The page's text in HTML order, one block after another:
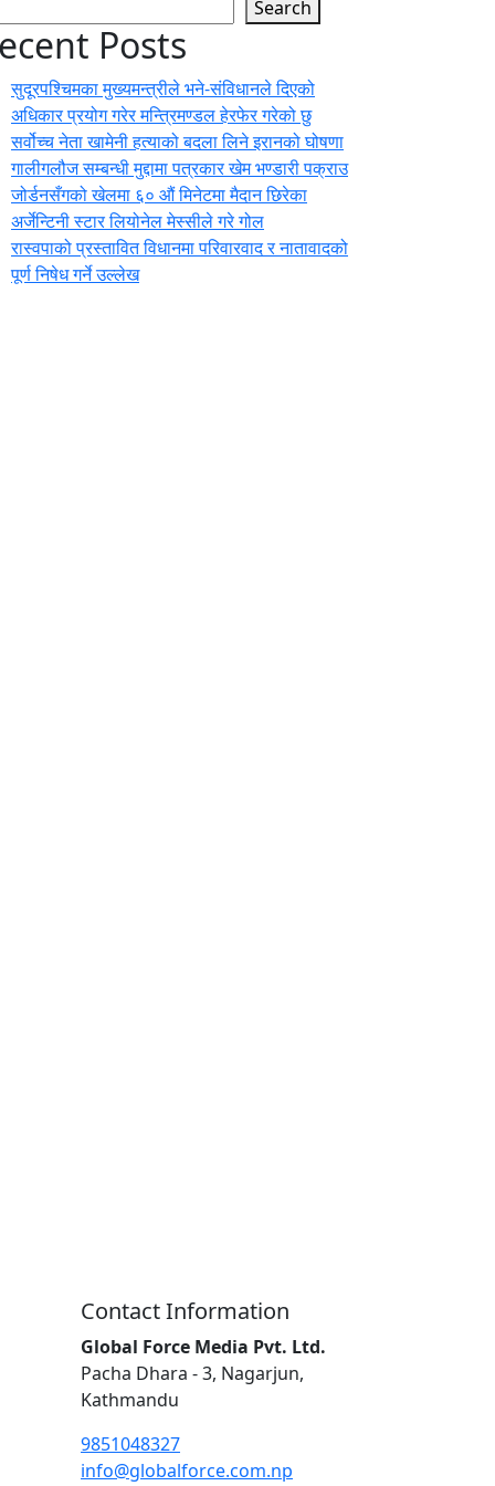
Search
Posts
सुदूरपश्चिमका मुख्यमन्त्रीले भने-संविधानले दिएको
अधिकार प्रयोग गरेर मन्त्रिमण्डल हेरफेर गरेको छु
सर्वोच्च नेता खामेनी हत्याको बदला लिने इरानको घोषणा
गालीगलौज सम्बन्धी मुद्दामा पत्रकार खेम भण्डारी पक्राउ
जोर्डनसँगको खेलमा ६० औं मिनेटमा मैदान छिरेका
अर्जेन्टिनी स्टार लियोनेल मेस्सीले गरे गोल
रास्वपाको प्रस्तावित विधानमा परिवारवाद र नातावादको
पूर्ण निषेध गर्ने उल्लेख
Contact Information
Global Force Media Pvt. Ltd.
Pacha Dhara - 3, Nagarjun,
Kathmandu
9851048327
info@globalforce.com.np